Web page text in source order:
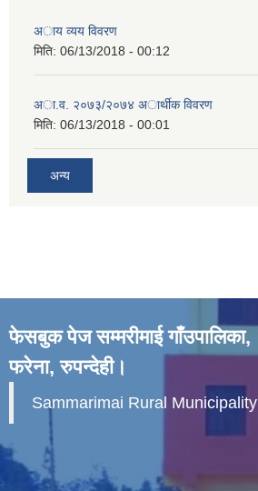
अाय व्यय विवरण
मिति: 06/13/2018 - 00:12
अा.व. २०७३/२०७४ अार्थीक विवरण
मिति: 06/13/2018 - 00:01
अन्य
फेसबुक पेज सम्मरीमाई गाँउपालिका,
फरेना, रुपन्देही।
Sammarimai Rural Municipality